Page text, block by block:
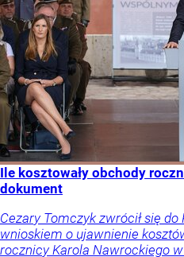
Ile kosztowały obchody
dokument
Cezary Tomczyk zwrócił się
wnioskiem o ujawnienie
rocznicy Karola Nawrockiego